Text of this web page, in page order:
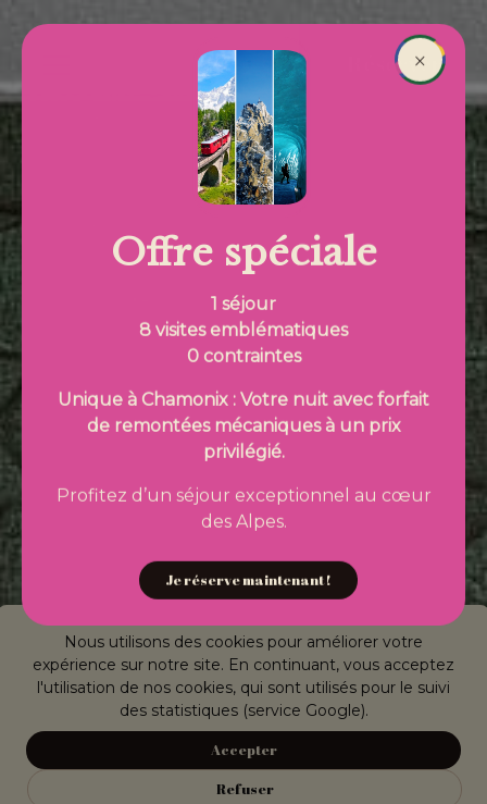
Réserver
Fil d'Ariane ×
Offre spéciale
1 séjour
8 visites emblématiques
0 contraintes
Unique à Chamonix : Votre nuit avec forfait
de remontées mécaniques à un prix
privilégié.
Profitez d’un séjour exceptionnel au cœur
des Alpes.
Je réserve maintenant !
Nous utilisons des cookies pour améliorer votre
expérience sur notre site. En continuant, vous acceptez
l'utilisation de nos cookies, qui sont utilisés pour le suivi
des statistiques (service Google).
Accepter
Refuser